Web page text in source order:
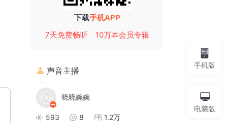
下载手机APP
7天免费畅听
10万本会员专辑
声音主播
晓晓婉婉
593 8 1.2万
手机版
电脑版